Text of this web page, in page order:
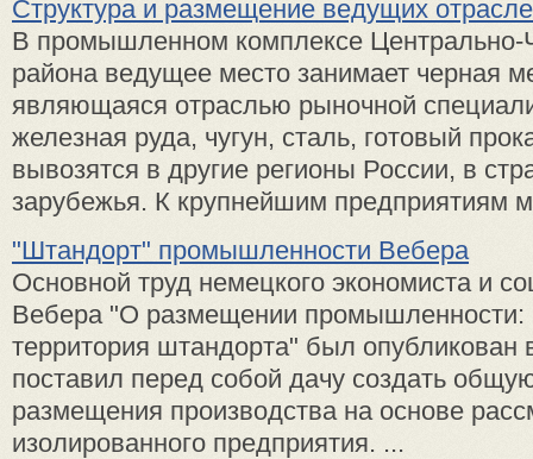
Структура и размещение ведущих
В промышленном комплексе Центрально-
района ведущее место занимает черная
являющаяся отраслью рыночной
железная руда, чугун, сталь, готовый
вывозятся в другие регионы России, в
зарубежья. К крупнейшим предприятиям
"Штандорт" промышленности Вебера
Основной труд немецкого экономиста и
Вебера "О размещении промышленности:
территория штандорта" был опубликован
поставил перед собой дачу создать
размещения производства на основе
изолированного предприятия. ...